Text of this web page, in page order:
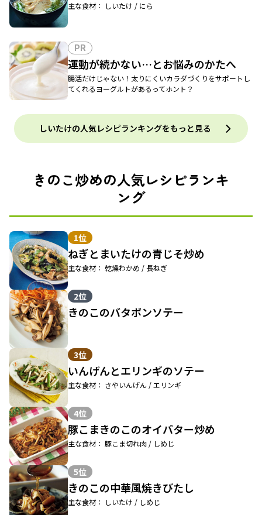
主な食材： しいたけ / にら
PR
運動が続かない…とお悩みのかたへ
腸活だけじゃない！太りにくいカラダづくりをサポートし
てくれるヨーグルトがあるってホント？
しいたけの人気レシピランキングをもっと見る
きのこ炒めの人気レシピランキ
ング
1位
ねぎとまいたけの青じそ炒め
主な食材： 乾燥わかめ / 長ねぎ
2位
きのこのバタポンソテー
3位
いんげんとエリンギのソテー
主な食材： さやいんげん / エリンギ
4位
豚こまきのこのオイバター炒め
主な食材： 豚こま切れ肉 / しめじ
5位
きのこの中華風焼きびたし
主な食材： しいたけ / しめじ